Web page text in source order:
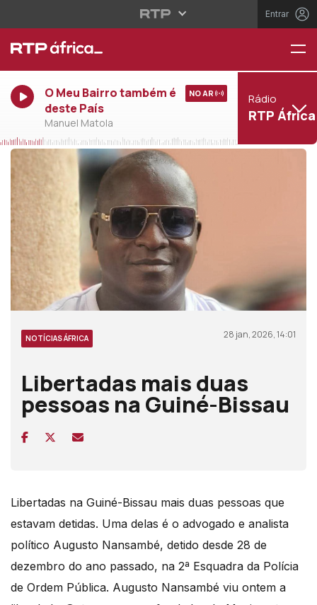
Entrar
O Meu Bairro também é
deste País
Manuel Matola
NO AR Rádio
RTP África
NOTÍCIAS ÁFRICA 28 jan, 2026, 14:01
Libertadas mais duas
pessoas na Guiné-Bissau
Libertadas na Guiné-Bissau mais duas pessoas que
estavam detidas. Uma delas é o advogado e analista
político Augusto Nansambé, detido desde 28 de
dezembro do ano passado, na 2ª Esquadra da Polícia
de Ordem Pública. Augusto Nansambé viu ontem a